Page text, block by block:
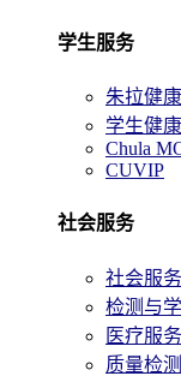
学生服务
朱拉健
学生健
Chula
CUVIP
社会服务
社会服务
检测与
医疗服务
质量检